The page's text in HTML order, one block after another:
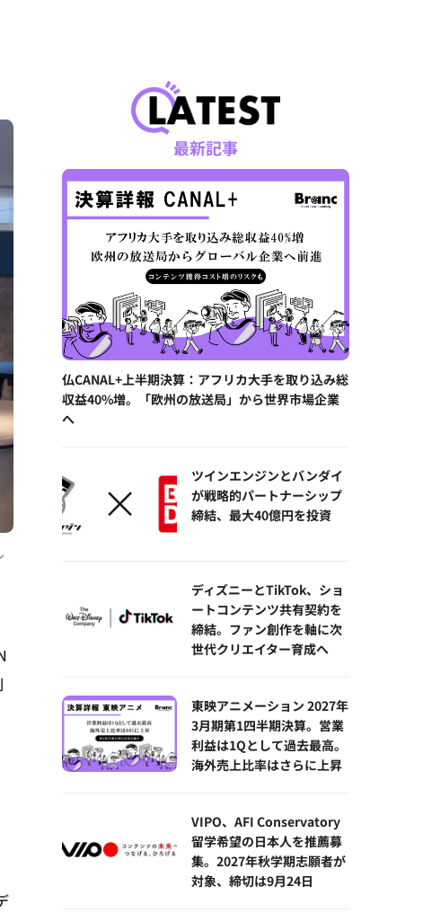
最新記事
仏CANAL+上半期決算：アフリカ大手を取り込み総
収益40%増。「欧州の放送局」から世界市場企業
へ
ツインエンジンとバンダイ
が戦略的パートナーシップ
締結、最大40億円を投資
ディズニーとTikTok、ショ
ートコンテンツ共有契約を
締結。ファン創作を軸に次
世代クリエイター育成へ
東映アニメーション 2027年
3月期第1四半期決算。営業
利益は1Qとして過去最高。
海外売上比率はさらに上昇
VIPO、AFI Conservatory
留学希望の日本人を推薦募
集。2027年秋学期志願者が
対象、締切は9月24日